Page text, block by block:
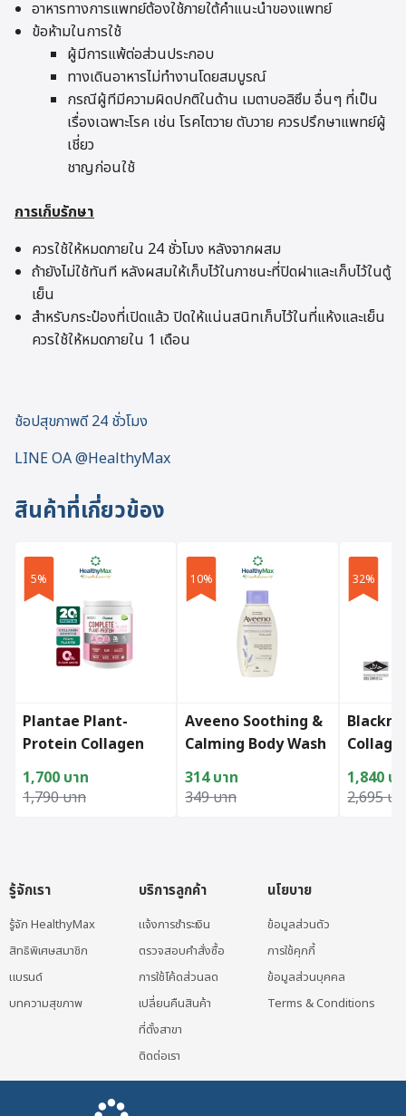
อาหารทางการแพทย์ต้องใช้ภายใต้คำแนะนำของแพทย์
ข้อห้ามในการใช้
ผู้มีการแพ้ต่อส่วนประกอบ
ทางเดินอาหารไม่ทำงานโดยสมบูรณ์
กรณีผู้ทีมีความผิดปกติในด้าน เมตาบอลิซึม อื่นๆ ที่เป็น
เรื่องเฉพาะโรค เช่น โรคไตวาย ตับวาย ควรปรึกษาแพทย์ผู้
เชี่ยว
ชาญก่อนใช้
การเก็บรักษา
ควรใช้ให้หมดภายใน 24 ชั่วโมง หลังจากผสม
ถ้ายังไม่ใช้ทันที หลังผสมให้เก็บไว้ในภาชนะที่ปิดฝาและเก็บไว้ในตู้
เย็น
สำหรับกระป๋องที่เปิดแล้ว ปิดให้แน่นสนิทเก็บไว้ในที่แห้งและเย็น
ควรใช้ให้หมดภายใน 1 เดือน
ช้อปสุขภาพดี 24 ชั่วโมง
LINE OA @HealthyMax
สินค้าที่เกี่ยวข้อง
5%
Plantae Plant-
Protein Collagen
Booster Strawberry
1,790บาท
Original price was: 1,790 บาท.
1,700 บาท
Current price is: 1,700 บาท.
10%
Aveeno Soothing &
Calming Body Wash
(354ml.)
349บาท
Original price was: 349 บาท.
314บาท
Current price is: 314 บาท.
32%
2,695บ
Original
1,840 บ
Current
รู้จักเรา
รู้จัก HealthyMax
สิทธิพิเศษสมาชิก
แบรนด์
บทความสุขภาพ
บริการลูกค้า
แจ้งการชำระเงิน
ตรวจสอบคำสั่งซื้อ
การใช้โค้ดส่วนลด
เปลี่ยนคืนสินค้า
ที่ตั้งสาขา
ติดต่อเรา
นโยบาย
ข้อมูลส่วนตัว
การใช้คุกกี้
ข้อมูลส่วนบุคคล
Terms & Conditions